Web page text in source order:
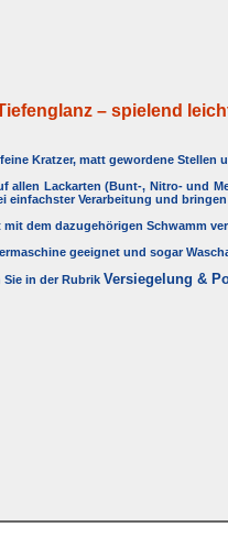
– spielend
Kratzer, matt gewordene
allen Lackarten (Bunt-, Nitro- und
einfachster Verarbeitung und
dem dazugehörigen Schwamm
geeignet und sogar
Sie in der Rubrik Versiegelung &